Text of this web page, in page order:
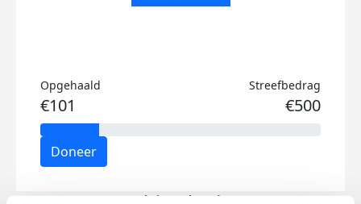
Opgehaald
€101
Streefbedrag
€500
Doneer